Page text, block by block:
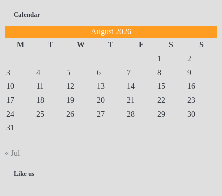
Calendar
August 2026
M
T W T F S
S
1
2
3
4 5 6 7 8
9
10
11 12 13 14 15
16
17
18 19 20 21 22
23
24
25 26 27 28 29
30
31
« Jul
Like us